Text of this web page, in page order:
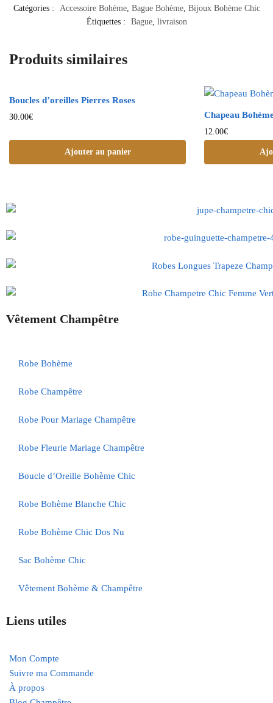
Catégories :
Accessoire Bohème, Bague Bohème, Bijoux Bohème Chic
Étiquettes :
Bague, livraison
Produits similaires
Boucles d’oreilles Pierres Roses
30.00€
Ajouter au panier
Chapeau
12.00€
Vêtement Champêtre
Robe Bohème
Robe Champêtre
Robe Pour Mariage Champêtre
Robe Fleurie Mariage Champêtre
Boucle d’Oreille Bohème Chic
Robe Bohème Blanche Chic
Robe Bohème Chic Dos Nu
Sac Bohème Chic
Vêtement Bohème & Champêtre
Liens utiles
Mon Compte
Suivre ma Commande
À propos